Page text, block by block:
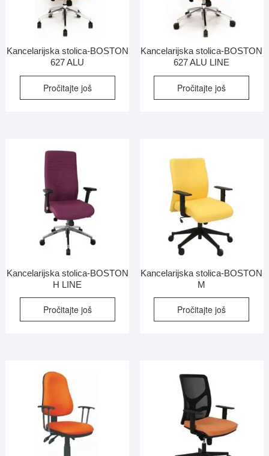
Kancelarijska stolica-BOSTON
627 ALU
Pročitajte još
Kancelarijska stolica-BOSTON
627 ALU LINE
Pročitajte još
Kancelarijska stolica-BOSTON
H LINE
Pročitajte još
Kancelarijska stolica-BOSTON
M
Pročitajte još